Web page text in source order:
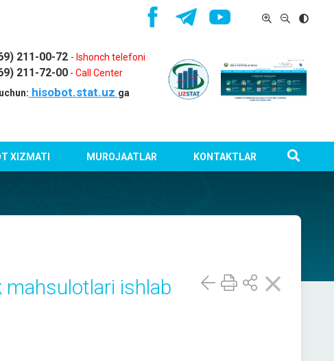
211-00-72 - Ishonch telefoni
211-72-00- Call Center
hisobot.stat.uz ga
XIZMATI MUROJAATLAR KONTAKTLAR
mahsulotlari ishlab